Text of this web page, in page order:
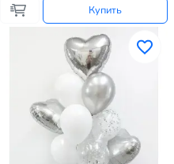
Купить